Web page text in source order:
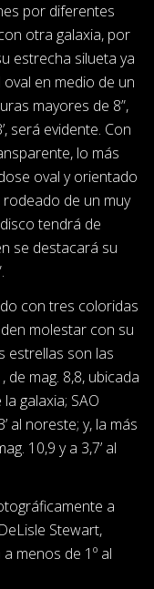
por diferentes
otra galaxia, por
estrecha silueta ya
en medio de un
mayores de 8”,
será evidente. Con
lo más
oval y orientado
de un muy
tendrá de
se destacará su
con tres coloridas
molestar con su
estrellas son las
de mag. 8,8, ubicada
galaxia; SAO
al noreste; y, la más
10,9 y a 3,7’ al
a
Stewart,
menos de 1º al